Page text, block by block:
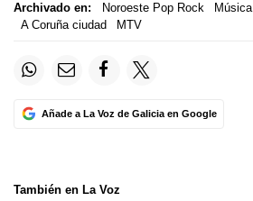
Archivado en: Noroeste Pop Rock Música
A Coruña ciudad
MTV
Añade a La Voz de Galicia en Google
También en La Voz